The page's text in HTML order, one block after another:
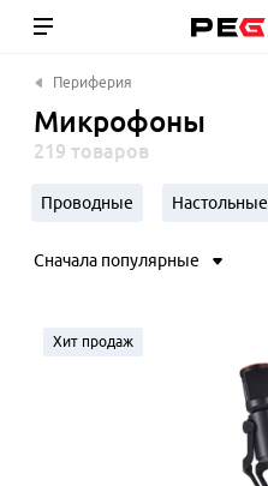
Периферия
Микрофоны
219 товаров
Проводные Настольные
Сначала популярные
Хит продаж